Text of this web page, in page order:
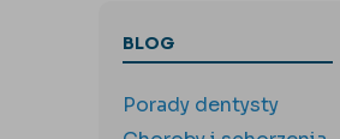
BLOG
Porady dentysty